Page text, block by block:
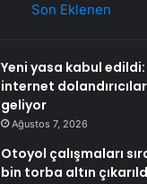
Son Eklenen
Yeni yasa kabul edildi:
internet
geliyor
Ağustos 7, 2026
Otoyol çalışmaları
bin torba altın